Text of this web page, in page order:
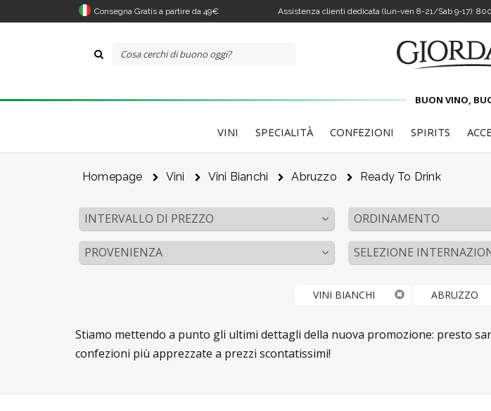
Consegna Gratis a partire da 49€ Assistenza clienti dedicata (lun-ven 8-21/Sab 9-17):
BUON VINO,
VINI SPECIALITÀ CONFEZIONI SPIRITS
Homepage Vini Vini Bianchi Abruzzo Ready To Drink
INTERVALLO DI PREZZO ORDINAMENTO
PROVENIENZA SELEZIONE
VINI BIANCHI ABRUZZO
Stiamo mettendo a punto gli ultimi dettagli della nuova promozione: presto
confezioni più apprezzate a prezzi scontatissimi!